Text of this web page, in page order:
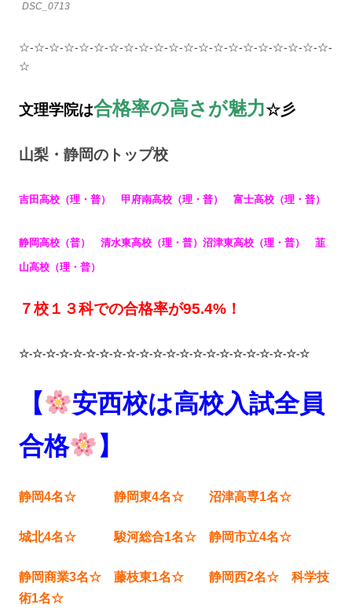
DSC_0713
☆-☆-☆-☆-☆-☆-☆-☆-☆-☆-☆-☆-☆-☆-☆-☆-☆-☆-☆-☆-☆-
☆
文理学院は合格率の高さが魅力☆彡
山梨・静岡のトップ校
吉田高校（理・普） 甲府南高校（理・普） 富士高校（理・普）
静岡高校（普） 清水東高校（理・普） 沼津東高校（理・普） 韮
山高校（理・普）
７校１３科での合格率が95.4%！
☆-☆-☆-☆-☆-☆-☆-☆-☆-☆-☆-☆-☆-☆-☆-☆-☆-☆-☆-☆-☆-☆
【 安西校は高校入試全員
合格
】
静岡4名☆ 静岡東4名☆ 沼津高専1名☆
城北4名☆ 駿河総合1名☆ 静岡市立4名☆
静岡商業3名☆ 藤枝東1名☆ 静岡西2名☆ 科学技
術1名☆